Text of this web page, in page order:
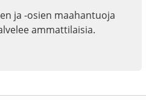
ja -osien maahantuoja
ammattilaisia.